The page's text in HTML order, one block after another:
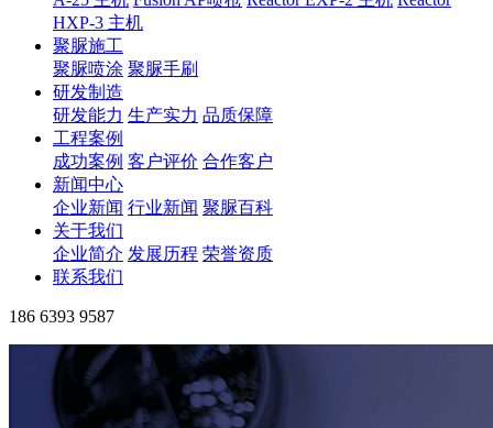
HXP-3 主机
聚脲施工
聚脲喷涂 聚脲手刷
研发制造
研发能力 生产实力 品质保障
工程案例
成功案例 客户评价 合作客户
新闻中心
企业新闻 行业新闻 聚脲百科
关于我们
企业简介 发展历程 荣誉资质
联系我们
186 6393 9587